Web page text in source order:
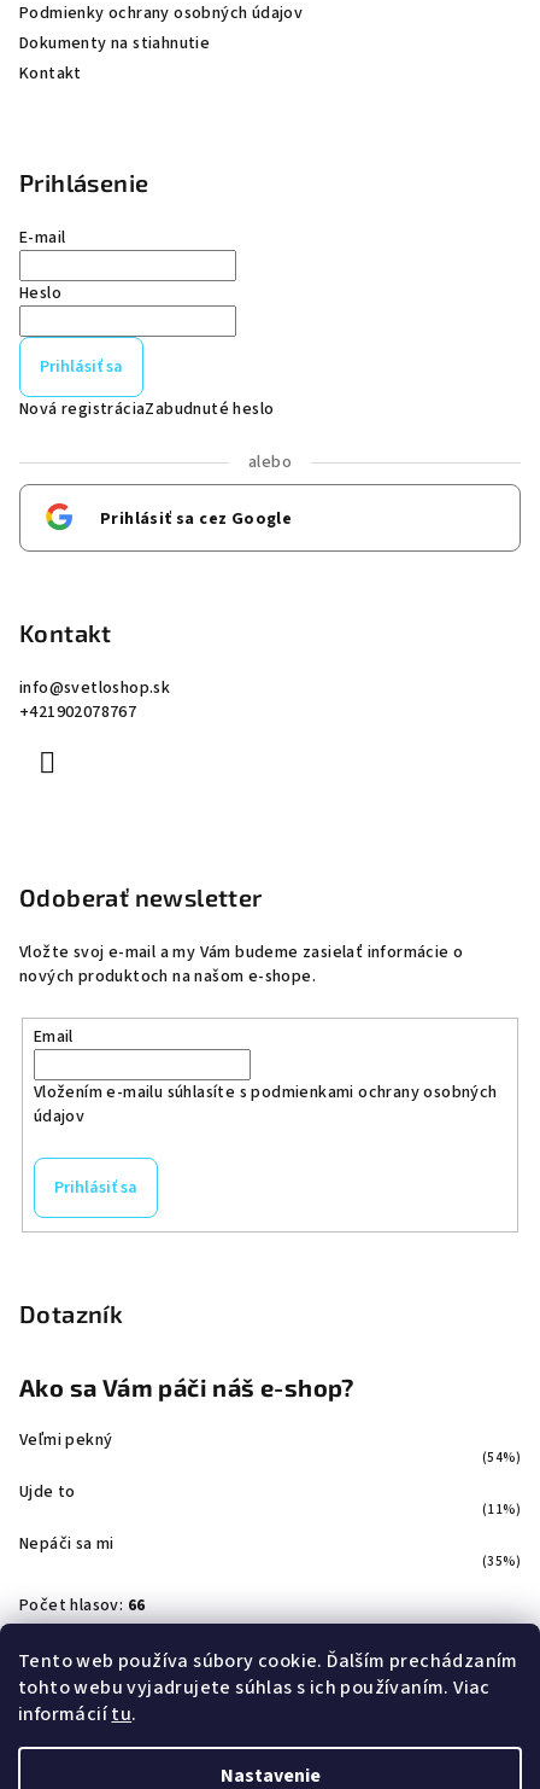
Tento web používa súbory cookie. Ďalším prechádzaním
tohto webu vyjadrujete súhlas s ich používaním. Viac
informáciítu.
Nastavenie
Podmienky ochrany osobných údajov
Dokumenty na stiahnutie
Kontakt
Prihlásenie
E-mail
Heslo
Prihlásiť sa
Nová registráciaZabudnuté heslo
alebo
Prihlásiť sa cez Google
Kontakt
info@svetloshop.sk
+421902078767
Odoberať newsletter
Vložte svoj e-mail a my Vám budeme zasielať informácie o
nových produktoch na našom e-shope.
Email
Vložením e-mailu súhlasíte spodmienkami ochrany osobných
údajov
Prihlásiť sa
Dotazník
Ako sa Vám páči náš e-shop?
Veľmi pekný
(54%)
Ujde to
(11%)
Nepáči sa mi
(35%)
Počet hlasov: 66
Facebook